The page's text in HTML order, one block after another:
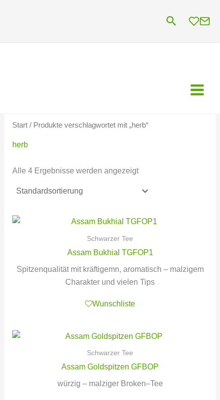
Suchen
Start/ Produkte verschlagwortet mit „herb“
herb
Alle 4 Ergebnisse werden angezeigt
Schwarzer Tee
Assam Bukhial TGFOP1
Spitzenqualität mit kräftigemn, aromatisch – malzigem
Charakter und vielen Tips
Wunschliste
Schwarzer Tee
Assam Goldspitzen GFBOP
würzig – malziger Broken–Tee